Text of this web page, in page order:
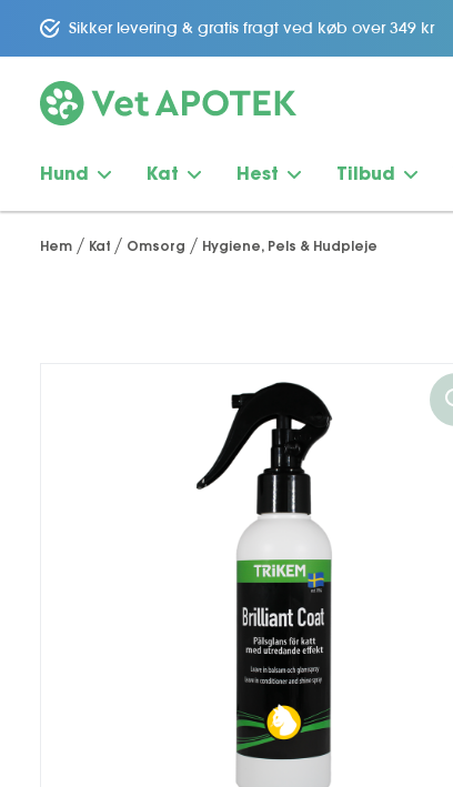
Sikker levering & gratis fragt ved køb over 349 kr
Hund Kat Hest Tilbud
Hem Kat Omsorg Hygiene, Pels & Hudpleje